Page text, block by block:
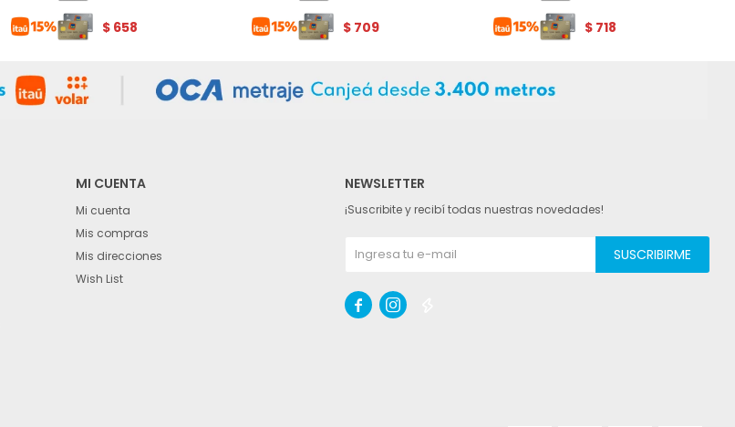
$ 658 $ 709 $ 718
MI CUENTA
Mi cuenta
Mis compras
Mis direcciones
Wish List
NEWSLETTER
¡Suscribite y recibí todas nuestras novedades!
SUSCRIBIRME
 